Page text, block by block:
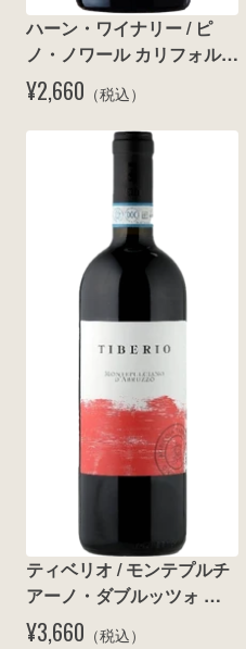
ハーン・ワイナリー / ピ
ノ・ノワール カリフォルニ
ア 2023
¥2,660 （税込）
ティベリオ / モンテプルチ
アーノ・ダブルッツォ
2022
¥3,660 （税込）